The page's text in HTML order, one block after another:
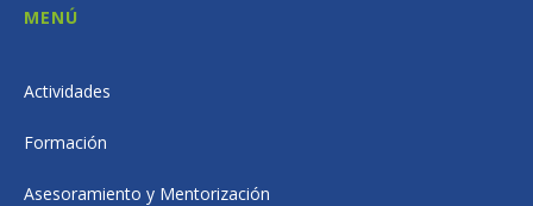
MENÚ
Actividades
Formación
Asesoramiento y Mentorización